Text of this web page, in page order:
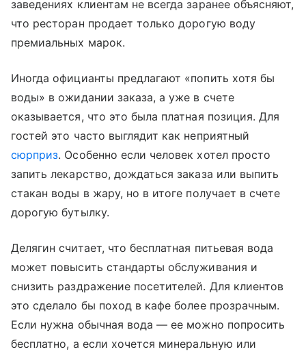
заведениях клиентам не всегда заранее объясняют,
что ресторан продает только дорогую воду
премиальных марок.
Иногда официанты предлагают «попить хотя бы
воды» в ожидании заказа, а уже в счете
оказывается, что это была платная позиция. Для
гостей это часто выглядит как неприятный
сюрприз. Особенно если человек хотел просто
запить лекарство, дождаться заказа или выпить
стакан воды в жару, но в итоге получает в счете
дорогую бутылку.
Делягин считает, что бесплатная питьевая вода
может повысить стандарты обслуживания и
снизить раздражение посетителей. Для клиентов
это сделало бы поход в кафе более прозрачным.
Если нужна обычная вода — ее можно попросить
бесплатно, а если хочется минеральную или